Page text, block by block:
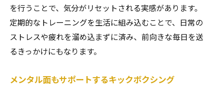
を行うことで、気分がリセットされる実感があります。
定期的なトレーニングを生活に組み込むことで、日常の
ストレスや疲れを溜め込まずに済み、前向きな毎日を送
るきっかけにもなります。
メンタル面もサポートするキックボクシング